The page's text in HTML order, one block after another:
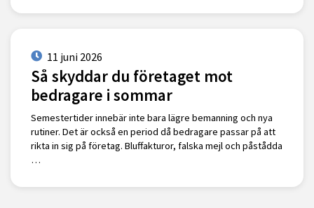
11 juni 2026
Så skyddar du företaget mot
bedragare i sommar
Semestertider innebär inte bara lägre bemanning och nya
rutiner. Det är också en period då bedragare passar på att
rikta in sig på företag. Bluffakturor, falska mejl och påstådda
…